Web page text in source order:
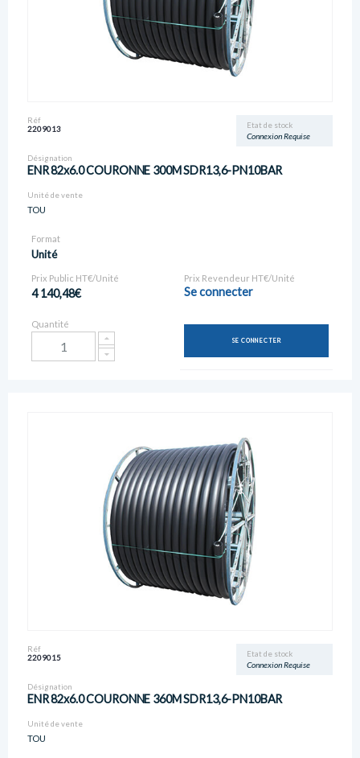
Etat de stock
Connexion Requise
Réf
2209013
Désignation
ENR 82x6.0 COURONNE 300M SDR13,6-PN10BAR
Unité de vente
TOU
Format
Unité
Prix Public HT€/Unité
4 140,48€
Prix Revendeur HT€/Unité
Se connecter
Quantité
SE CONNECTER
Etat de stock
Connexion Requise
Réf
2209015
Désignation
ENR 82x6.0 COURONNE 360M SDR13,6-PN10BAR
Unité de vente
TOU